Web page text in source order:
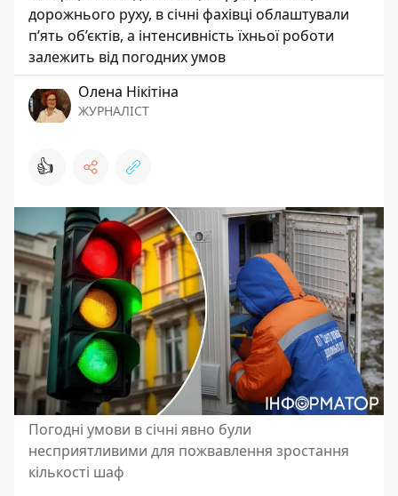
дорожнього руху, в січні фахівці облаштували
п’ять об’єктів, а інтенсивність їхньої роботи
залежить від погодних умов
Олена Нікітіна
ЖУРНАЛІСТ
👍
Погодні умови в січні явно були
несприятливими для пожвавлення зростання
кількості шаф